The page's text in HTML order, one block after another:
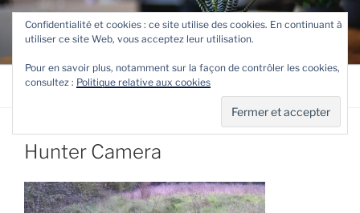
Aller
contenu
principal
TETEVE.FR
Le site de Teteve
Menu
Hunter Camera
Confidentialité et cookies : ce site utilise des cookies. En continuant à
utiliser ce site Web, vous acceptez leur utilisation.
Pour en savoir plus, notamment sur la façon de contrôler les cookies,
consultez : Politique relative aux cookies